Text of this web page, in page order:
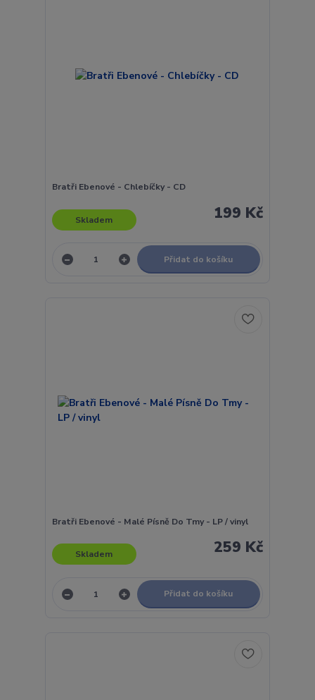
Bratři Ebenové - Chlebíčky - CD
199 Kč
Skladem
Přidat do košíku
Bratři Ebenové - Malé Písně Do Tmy - LP / vinyl
259 Kč
Skladem
Přidat do košíku